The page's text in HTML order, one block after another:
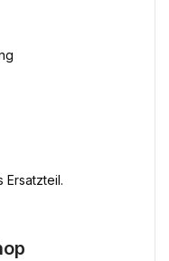
Ersatzteil.